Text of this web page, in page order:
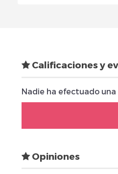
Calificaciones y
Nadie ha efectuado una
Opiniones